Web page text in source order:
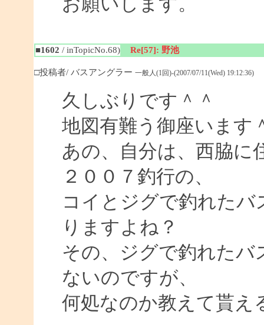
■1602 / inTopicNo.68) Re[57]: 野池
□投稿者/ バスアングラー 一般人(1回)-(2007/07/11(Wed) 19:12:36)
久しぶりです＾＾
地図有難う御座います
あの、自分は、西脇に
２００７釣行の、
コイとジグで釣れたバ
りますよね？
その、ジグで釣れたバ
ないのですが、
何処なのか教えて貰え